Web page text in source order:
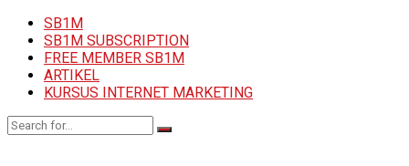
SB1M
SB1M SUBSCRIPTION
FREE MEMBER SB1M
ARTIKEL
KURSUS INTERNET MARKETING